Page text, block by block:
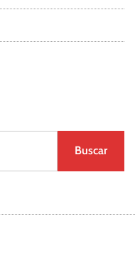
Buscar